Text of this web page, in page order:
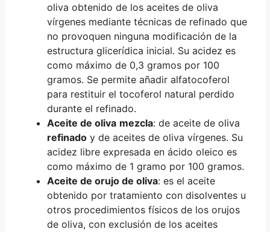
oliva obtenido de los aceites de oliva
vírgenes mediante técnicas de refinado que
no provoquen ninguna modificación de la
estructura glicerídica inicial. Su acidez es
como máximo de 0,3 gramos por 100
gramos. Se permite añadir alfatocoferol
para restituir el tocoferol natural perdido
durante el refinado.
Aceite de oliva mezcla: de aceite de oliva
refinado y de aceites de oliva vírgenes. Su
acidez libre expresada en ácido oleico es
como máximo de 1 gramo por 100 gramos.
Aceite de orujo de oliva: es el aceite
obtenido por tratamiento con disolventes u
otros procedimientos físicos de los orujos
de oliva, con exclusión de los aceites